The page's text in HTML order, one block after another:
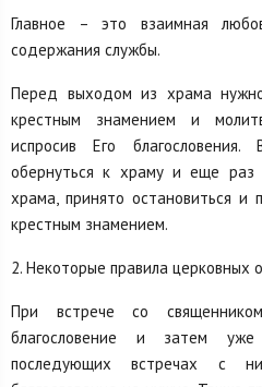
Главное – это взаимная
содержания службы.
Перед выходом из храма
крестным знамением и
испросив Его
обернуться к храму и еще раз
храма, принято остановиться и
крестным знамением.
2. Некоторые правила церковных
При встрече со
благословение и затем
последующих встречах с